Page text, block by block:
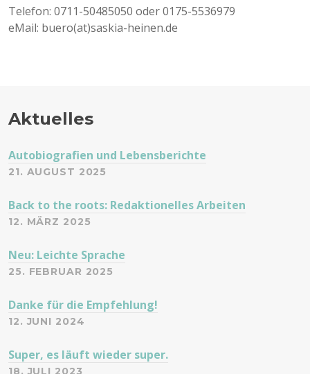
Telefon: 0711-50485050 oder 0175-5536979
eMail: buero(at)saskia-heinen.de
Aktuelles
Autobiografien und Lebensberichte
21. AUGUST 2025
Back to the roots: Redaktionelles Arbeiten
12. MÄRZ 2025
Neu: Leichte Sprache
25. FEBRUAR 2025
Danke für die Empfehlung!
12. JUNI 2024
Super, es läuft wieder super.
18. JULI 2023